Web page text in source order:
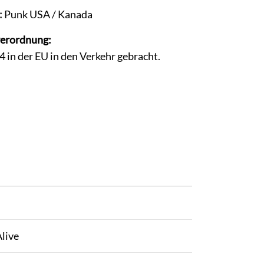
Punk USA / Kanada
der EU in den Verkehr gebracht.